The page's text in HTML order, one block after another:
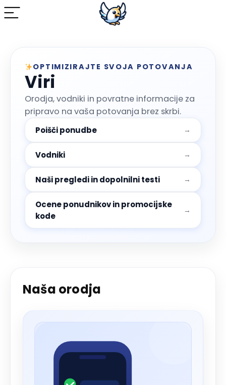
OPTIMIZIRAJTE SVOJA POTOVANJA
Viri
Orodja, vodniki in povratne informacije za
pripravo na vaša potovanja brez skrbi.
Poišči ponudbe
Vodniki
Naši pregledi in dopolnilni testi
Ocene ponudnikov in promocijske
kode
Naša orodja